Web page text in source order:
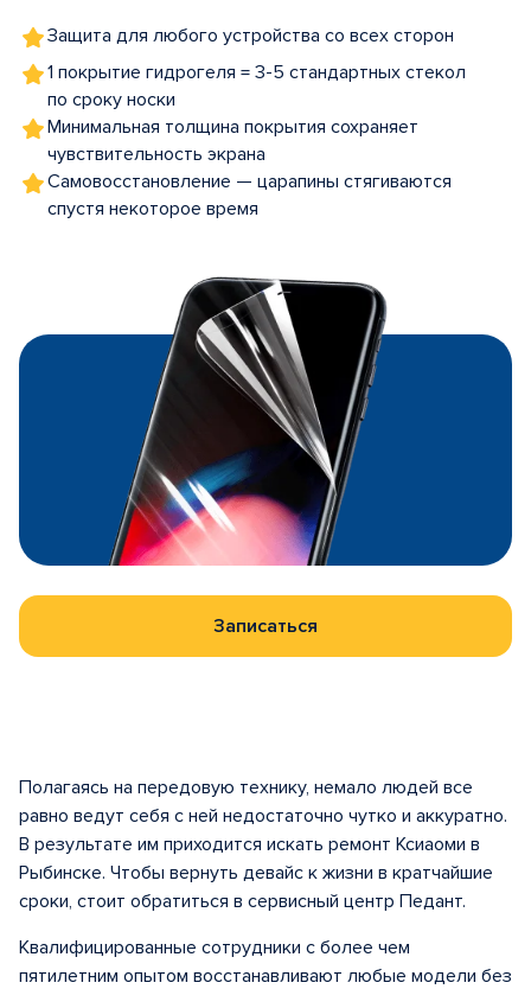
Защита для любого устройства со всех сторон
1 покрытие гидрогеля = 3-5 стандартных стекол
по сроку носки
Минимальная толщина покрытия сохраняет
чувствительность экрана
Самовосстановление — царапины стягиваются
спустя некоторое время
Записаться
Полагаясь на передовую технику, немало людей все
равно ведут себя с ней недостаточно чутко и аккуратно.
В результате им приходится искать ремонт Ксиаоми в
Рыбинске. Чтобы вернуть девайс к жизни в кратчайшие
сроки, стоит обратиться в сервисный центр Педант.
Квалифицированные сотрудники с более чем
пятилетним опытом восстанавливают любые модели без